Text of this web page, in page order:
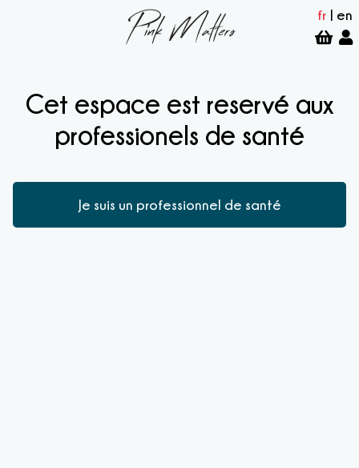
fr | en
Cet espace est reservé aux
professionels de santé
Je suis un professionnel de santé